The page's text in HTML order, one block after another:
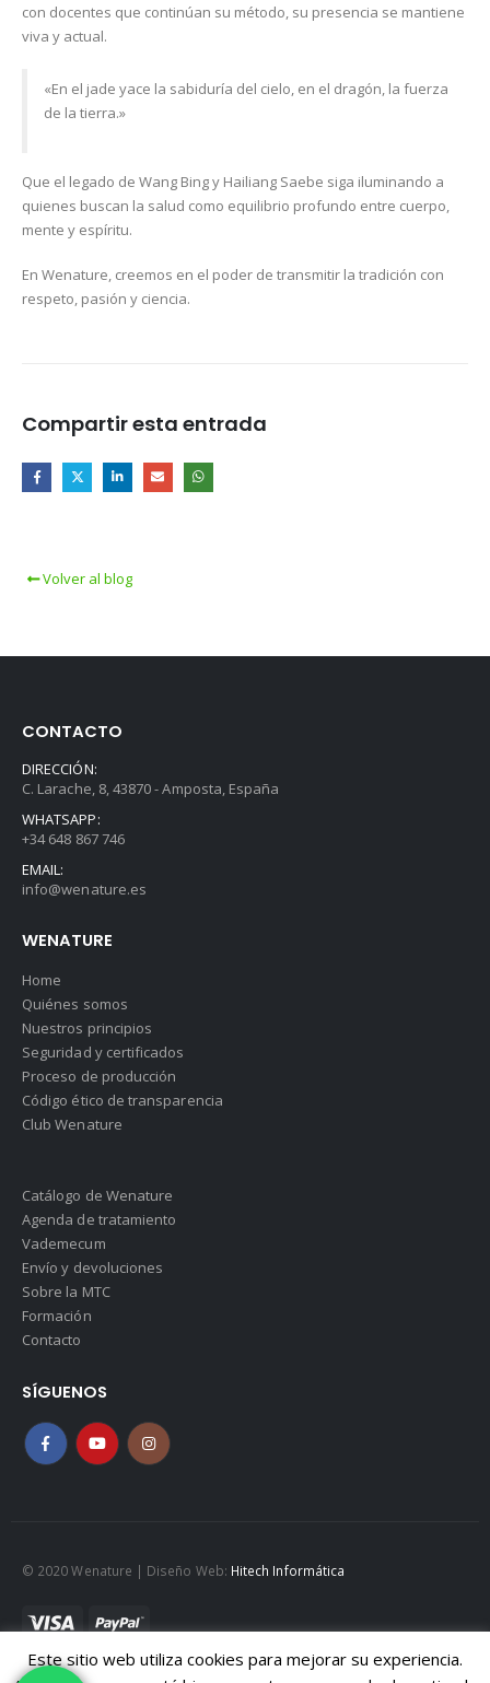
con docentes que continúan su método, su presencia se mantiene
viva y actual.
«En el jade yace la sabiduría del cielo, en el dragón, la fuerza
de la tierra.»
Que el legado de Wang Bing y Hailiang Saebe siga iluminando a
quienes buscan la salud como equilibrio profundo entre cuerpo,
mente y espíritu.
En Wenature, creemos en el poder de transmitir la tradición con
respeto, pasión y ciencia.
Compartir esta entrada
Volver al blog
CONTACTO
DIRECCIÓN:
C. Larache, 8, 43870 - Amposta, España
WHATSAPP:
+34 648 867 746
EMAIL:
info@wenature.es
WENATURE
Home
Quiénes somos
Nuestros principios
Seguridad y certificados
Proceso de producción
Código ético de transparencia
Club Wenature
Catálogo de Wenature
Agenda de tratamiento
Vademecum
Envío y devoluciones
Sobre la MTC
Formación
Contacto
SÍGUENOS
© 2020 Wenature | Diseño Web: Hitech Informática
Este sitio web utiliza cookies para mejorar su experiencia.